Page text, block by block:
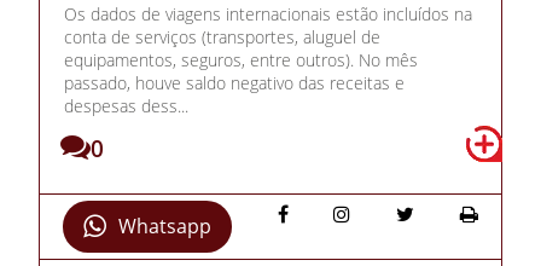
Os dados de viagens internacionais estão incluídos na
conta de serviços (transportes, aluguel de
equipamentos, seguros, entre outros). No mês
passado, houve saldo negativo das receitas e
despesas dess...
0
Whatsapp